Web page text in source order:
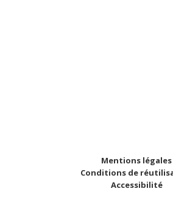
Mentions légales
Conditions de
Accessibilité